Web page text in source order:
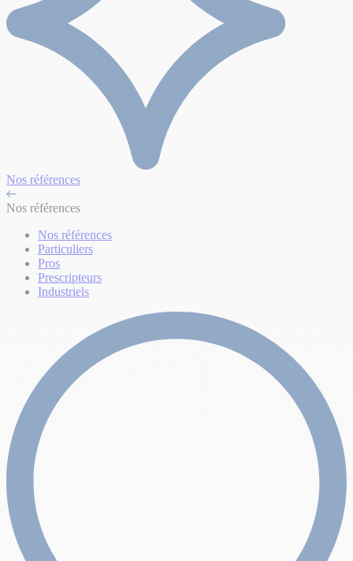
Nos références
Nos références
Nos références
Particuliers
Pros
Prescripteurs
Industriels